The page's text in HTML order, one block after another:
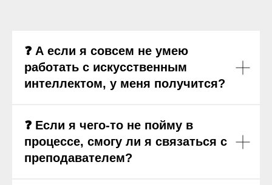
❓ А если я совсем не умею
работать с искусственным
интеллектом, у меня получится?
❓ Если я чего-то не пойму в
процессе, смогу ли я связаться с
преподавателем?